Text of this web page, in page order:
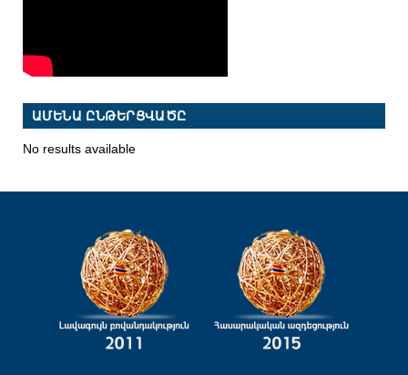
ԱՄԵՆԱ ԸՆԹԵՐՑՎԱԾԸ
No results available